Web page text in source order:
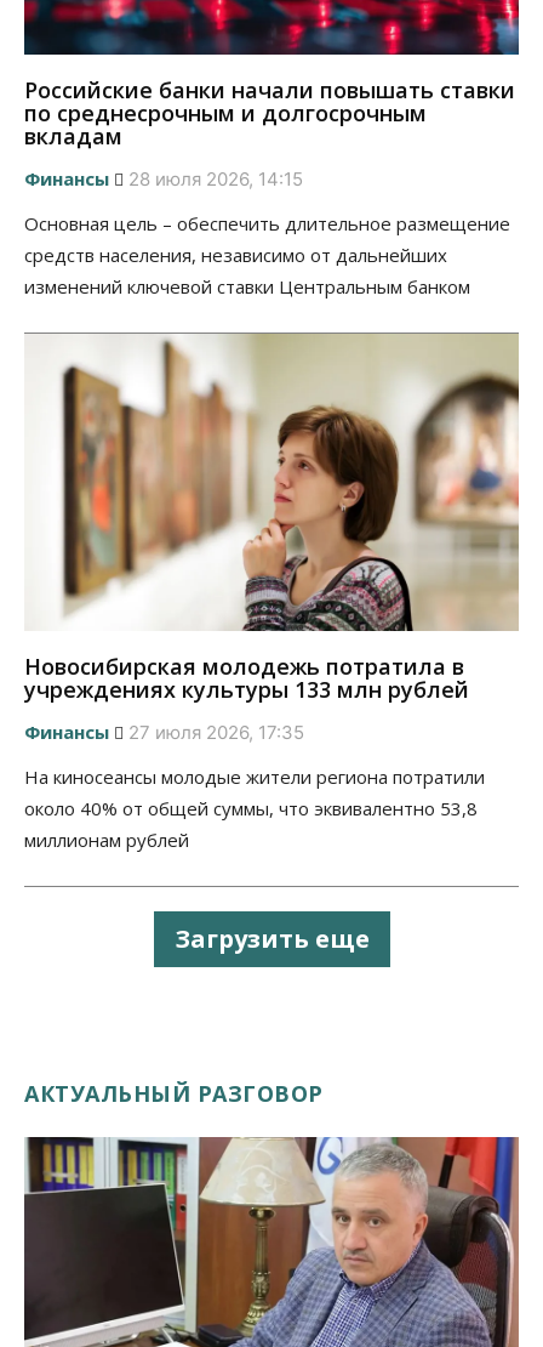
Российские банки начали повышать ставки
по среднесрочным и долгосрочным
вкладам
Финансы 28 июля 2026, 14:15
Основная цель – обеспечить длительное размещение
средств населения, независимо от дальнейших
изменений ключевой ставки Центральным банком
Новосибирская молодежь потратила в
учреждениях культуры 133 млн рублей
Финансы 27 июля 2026, 17:35
На киносеансы молодые жители региона потратили
около 40% от общей суммы, что эквивалентно 53,8
миллионам рублей
Загрузить еще
АКТУАЛЬНЫЙ РАЗГОВОР